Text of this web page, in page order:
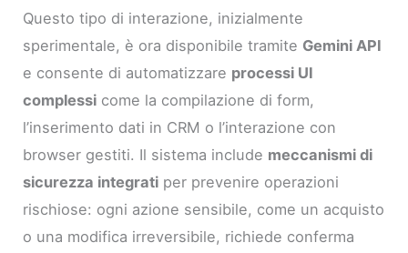
Questo tipo di interazione, inizialmente
sperimentale, è ora disponibile tramite Gemini API
e consente di automatizzare processi UI
complessi come la compilazione di form,
l’inserimento dati in CRM o l’interazione con
browser gestiti. Il sistema include meccanismi di
sicurezza integrati per prevenire operazioni
rischiose: ogni azione sensibile, come un acquisto
o una modifica irreversibile, richiede conferma